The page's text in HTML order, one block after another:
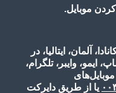
موبایل.
آلمان، ایتالیا، در
ایمو، وایبر، تلگرام،
یا از طریق دایرکت